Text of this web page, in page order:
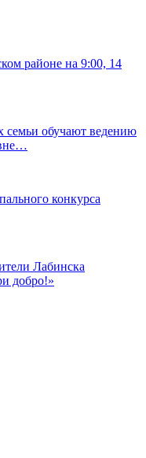
районе на 9:00, 14
обучают ведению
конкурса
Лабинска
добро!»